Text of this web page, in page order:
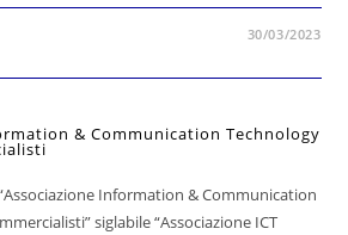
30/03/2023
& Communication Technology
Information & Communication
siglabile “Associazione ICT